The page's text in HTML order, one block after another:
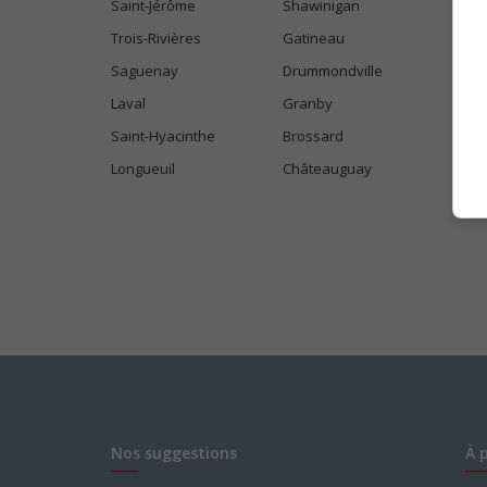
Saint-Jérôme
Shawinigan
Trois-Rivières
Gatineau
Saguenay
Drummondville
Laval
Granby
Saint-Hyacinthe
Brossard
Longueuil
Châteauguay
Nos suggestions À